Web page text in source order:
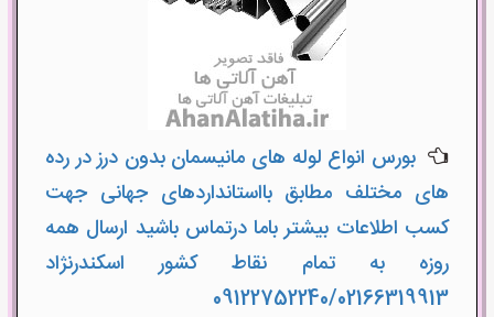
بورس انواع لوله های مانیسمان بدون درز در رده
های مختلف مطابق بااستانداردهای جهانی جهت
کسب اطلاعات بیشتر باما درتماس باشید ارسال همه
روزه به تمام نقاط کشور اسکندرنژاد
09122752240/02166319913